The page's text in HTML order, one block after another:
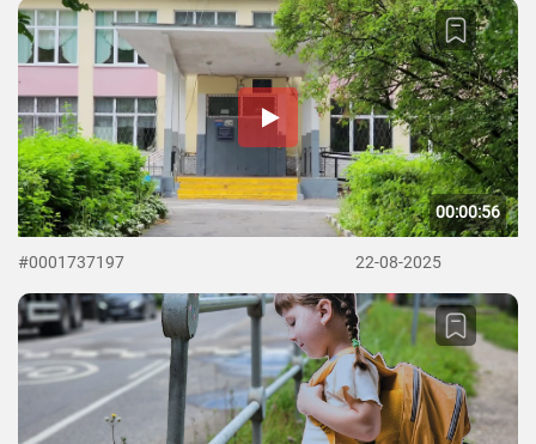
00:00:56
#0001737197 22-08-2025